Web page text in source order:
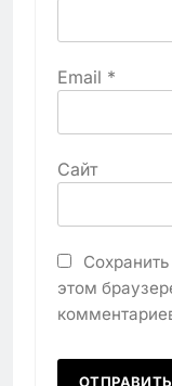
Email *
Сайт
этом